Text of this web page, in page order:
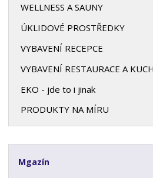
WELLNESS A SAUNY
ÚKLIDOVÉ PROSTŘEDKY
VYBAVENÍ RECEPCE
VYBAVENÍ RESTAURACE A
EKO - jde to i jinak
PRODUKTY NA MÍRU
Mgazín